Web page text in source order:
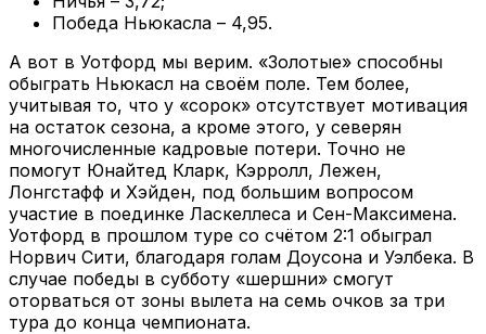
Победа Ньюкасла – 4,95.
А вот в Уотфорд мы верим. «Золотые» способны
обыграть Ньюкасл на своём поле. Тем более,
учитывая то, что у «сорок» отсутствует мотивация
на остаток сезона, а кроме этого, у северян
многочисленные кадровые потери. Точно не
помогут Юнайтед Кларк, Кэрролл, Лежен,
Лонгстафф и Хэйден, под большим вопросом
участие в поединке Ласкеллеса и Сен-Максимена.
Уотфорд в прошлом туре со счётом 2:1 обыграл
Норвич Сити, благодаря голам Доусона и Уэлбека. В
случае победы в субботу «шершни» смогут
оторваться от зоны вылета на семь очков за три
тура до конца чемпионата.